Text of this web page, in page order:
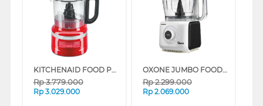
KITCHENAID FOOD PROCESSOR EMPIRE RED 5KFP0719EER
Rp3.779.000
Rp 3.029.000
OXONE JUMBO FOOD PROCESSOR OX-295
Rp2.299.000
Rp 2.069.000